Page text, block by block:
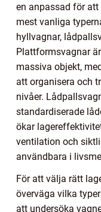
en anpassad för
mest vanliga
hyllvagnar,
Plattformsvagnar
massiva objekt,
att organisera och
nivåer.
standardiserade
ökar
ventilation och
användbara i
För att välja rätt
överväga vilka
att undersöka